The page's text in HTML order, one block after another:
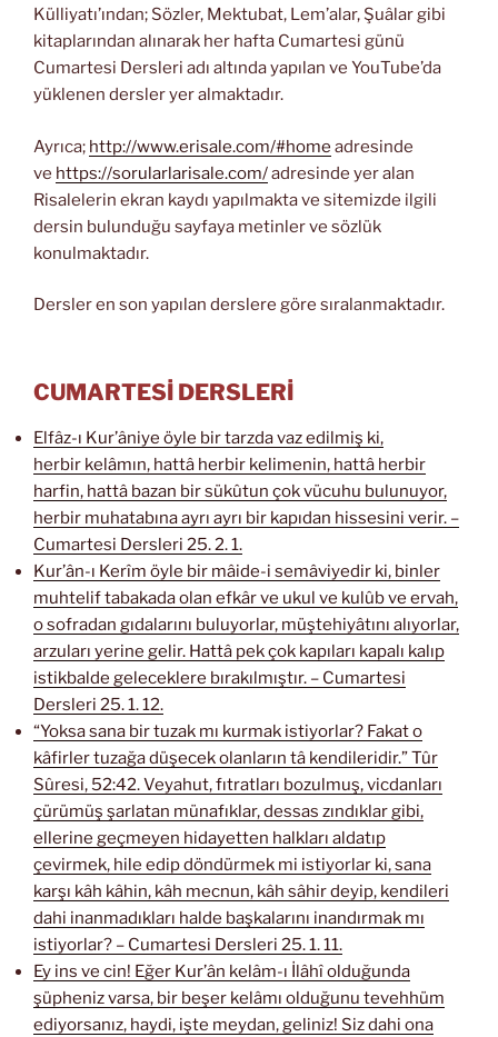
Külliyatı’ından; Sözler, Mektubat, Lem’alar, Şuâlar gibi
kitaplarından alınarak her hafta Cumartesi günü
Cumartesi Dersleri adı altında yapılan ve YouTube’da
yüklenen dersler yer almaktadır.
Ayrıca; http://www.erisale.com/#home adresinde
ve https://sorularlarisale.com/adresinde yer alan
Risalelerin ekran kaydı yapılmakta ve sitemizde ilgili
dersin bulunduğu sayfaya metinler ve sözlük
konulmaktadır.
Dersler en son yapılan derslere göre sıralanmaktadır.
CUMARTESİ DERSLERİ
Elfâz-ı Kur’âniye öyle bir tarzda vaz edilmiş ki,
herbir kelâmın, hattâ herbir kelimenin, hattâ herbir
harfin, hattâ bazan bir sükûtun çok vücuhu bulunuyor,
herbir muhatabına ayrı ayrı bir kapıdan hissesini verir. –
Cumartesi Dersleri 25. 2. 1.
Kur’ân-ı Kerîm öyle bir mâide-i semâviyedir ki, binler
muhtelif tabakada olan efkâr ve ukul ve kulûb ve ervah,
o sofradan gıdalarını buluyorlar, müştehiyâtını alıyorlar,
arzuları yerine gelir. Hattâ pek çok kapıları kapalı kalıp
istikbalde geleceklere bırakılmıştır. – Cumartesi
Dersleri 25. 1. 12.
“Yoksa sana bir tuzak mı kurmak istiyorlar? Fakat o
kâfirler tuzağa düşecek olanların tâ kendileridir.” Tûr
Sûresi, 52:42. Veyahut, fıtratları bozulmuş, vicdanları
çürümüş şarlatan münafıklar, dessas zındıklar gibi,
ellerine geçmeyen hidayetten halkları aldatıp
çevirmek, hile edip döndürmek mi istiyorlar ki, sana
karşı kâh kâhin, kâh mecnun, kâh sâhir deyip, kendileri
dahi inanmadıkları halde başkalarını inandırmak mı
istiyorlar? – Cumartesi Dersleri 25. 1. 11.
Ey ins ve cin! Eğer Kur’ân kelâm-ı İlâhî olduğunda
şüpheniz varsa, bir beşer kelâmı olduğunu tevehhüm
ediyorsanız, haydi, işte meydan, geliniz! Siz dahi ona